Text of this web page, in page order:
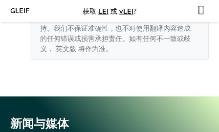
GLEIF 获取 LEI 或 vLEI?
本网站上除英语以外的翻译由人工智能提供支
持。我们不保证准确性，也不对使用翻译内容造成
的任何错误或损害承担责任。如有任何不一致或歧
义， 英文版 将作为准。
新闻与媒体